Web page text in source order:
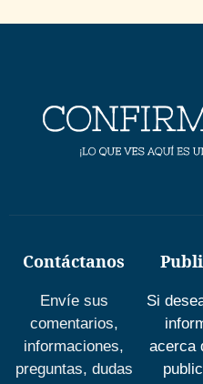
Contáctanos
Envíe sus
comentarios,
informaciones,
preguntas, dudas
Si
acerca